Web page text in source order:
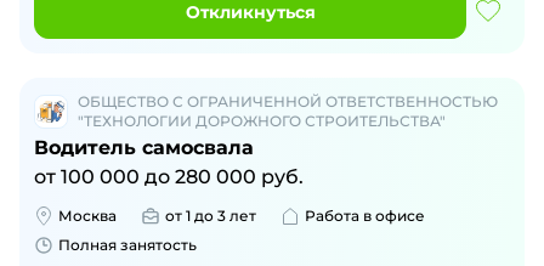
Откликнуться
ОБЩЕСТВО С ОГРАНИЧЕННОЙ ОТВЕТСТВЕННОСТЬЮ
"ТЕХНОЛОГИИ ДОРОЖНОГО СТРОИТЕЛЬСТВА"
Водитель самосвала
от 100 000 до 280 000 руб.
Москва от 1 до 3 лет
Работа в офисе
Полная занятость